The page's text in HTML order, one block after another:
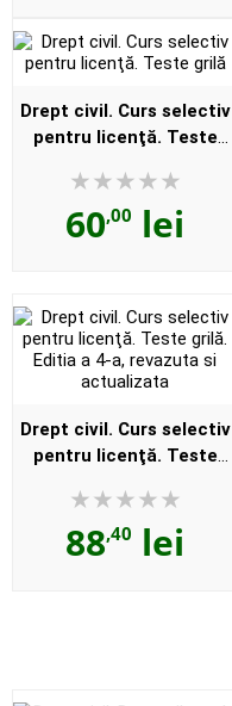
Drept civil. Curs selectiv
pentru licenţă. Teste
60,00 lei
Drept civil. Curs selectiv
pentru licenţă. Teste
revazuta si actualizata
88,40 lei